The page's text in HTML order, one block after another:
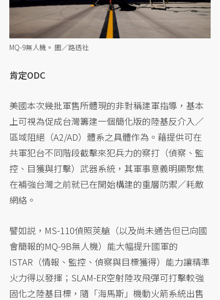
MQ-9無人機。 圖／路透社
肯定ODC
美國本次幾批軍售所體現的非對稱建軍指導，基本
上可視為促成台灣籌建一個簡化版的陸基反介入／
區域阻絕（A2/AD）體系之具體作為。藉提供可在
共軍犯台不同階段截擊來犯兵力的察打（偵察、監
控、目獲與打擊）武器系統，其軍事意義明顯聚焦
在補強台灣之前就已在開始構建的重層防禦／耗敵
網絡。
譬如説，MS-110偵照莢艙（以及尚未通告但已向國
會簡報的MQ-9B無人機）能大幅提升國軍的
ISTAR（情報、監控、偵察與目標獲得）能力讓精準
火力得以發揮；SLAM-ER空射陸攻飛彈可打擊較強
固化之陸基目標，隨「海馬斯」機動火箭系統出售